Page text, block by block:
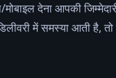
देना आपकी
में समस्या आती है, तो